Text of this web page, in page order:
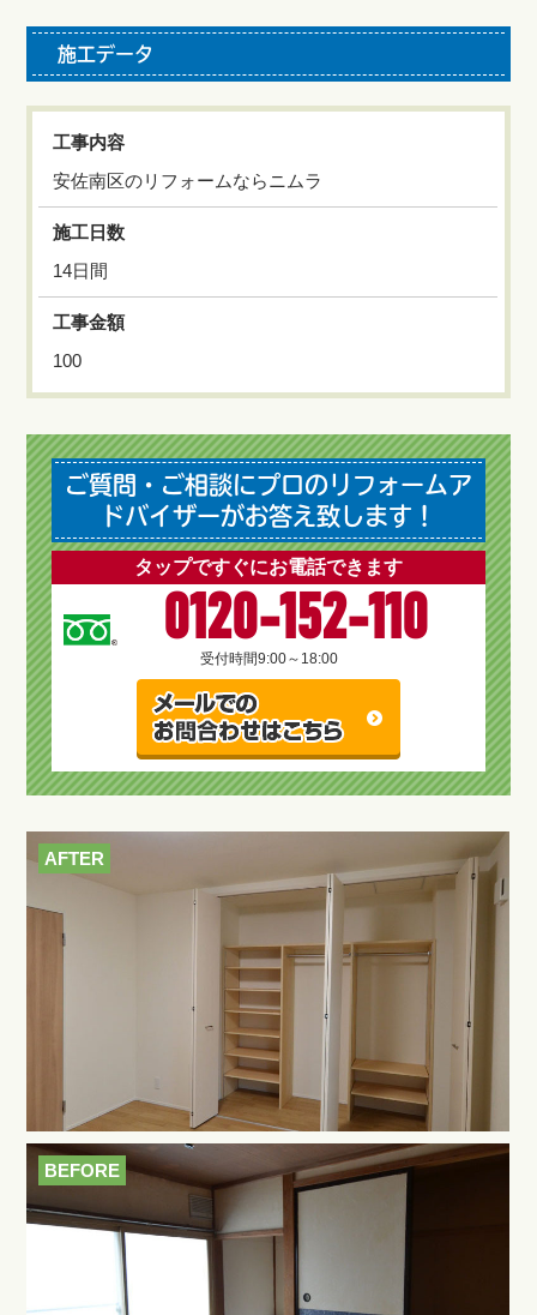
施工データ
工事内容
安佐南区のリフォームならニムラ
施工日数
14日間
工事金額
100
ご質問・ご相談にプロのリフォームア
ドバイザーがお答え致します！
タップですぐにお電話できます
0120-152-110
受付時間9:00～18:00
AFTER
BEFORE